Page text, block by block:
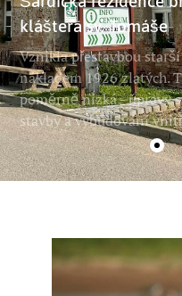
kláštera sv. Tomáše
Vznikla přestavbou
nákladem 1926 zlatých.
poměrně nízká - úpravy
stavby a vybudování